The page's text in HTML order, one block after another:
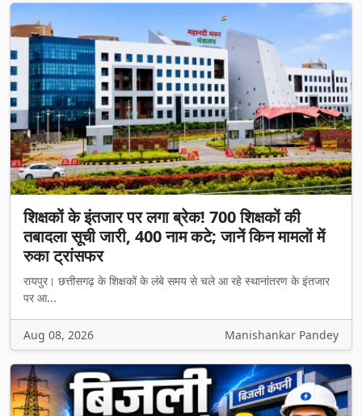
शिक्षकों के इंतजार पर लगा ब्रेक! 700 शिक्षकों की
तबादला सूची जारी, 400 नाम कटे; जानें किन मामलों में
रुका ट्रांसफर
रायपुर। छत्तीसगढ़ के शिक्षकों के लंबे समय से चले आ रहे स्थानांतरण के इंतजार
पर आ...
Aug 08, 2026 Manishankar Pandey